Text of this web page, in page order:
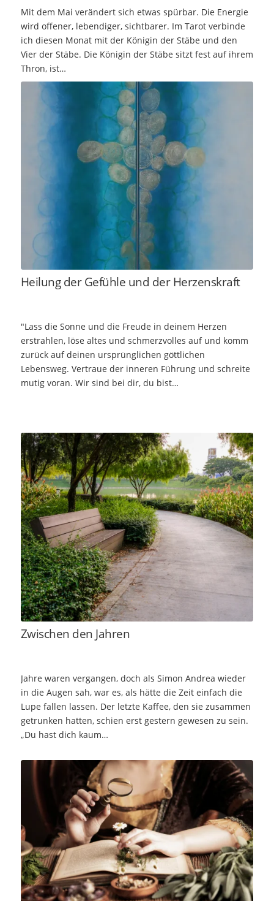
Mit dem Mai verändert sich etwas spürbar. Die Energie
wird offener, lebendiger, sichtbarer. Im Tarot verbinde
ich diesen Monat mit der Königin der Stäbe und den
Vier der Stäbe. Die Königin der Stäbe sitzt fest auf ihrem
Thron, ist…
Heilung der Gefühle und der Herzenskraft
"Lass die Sonne und die Freude in deinem Herzen
erstrahlen, löse altes und schmerzvolles auf und komm
zurück auf deinen ursprünglichen göttlichen
Lebensweg. Vertraue der inneren Führung und schreite
mutig voran. Wir sind bei dir, du bist…
Zwischen den Jahren
Jahre waren vergangen, doch als Simon Andrea wieder
in die Augen sah, war es, als hätte die Zeit einfach die
Lupe fallen lassen. Der letzte Kaffee, den sie zusammen
getrunken hatten, schien erst gestern gewesen zu sein.
„Du hast dich kaum…